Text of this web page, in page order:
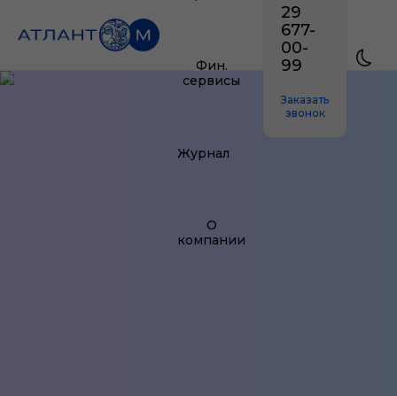
Фин.
сервисы
Журнал
О
компании
29
677-
00-
99
Заказать
звонок